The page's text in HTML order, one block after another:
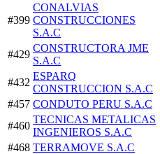
#399
CONALVIAS
CONSTRUCCIONES
S.A.C
#429
CONSTRUCTORA JME
S.A.C
#432
ESPARQ
CONSTRUCCION S.A.C
#457 CONDUTO PERU S.A.C
#460
TECNICAS METALICAS
INGENIEROS S.A.C
#468 TERRAMOVE S.A.C